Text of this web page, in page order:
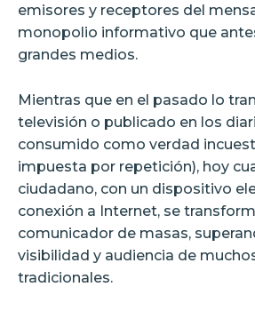
emisores y receptores del
monopolio informativo que
grandes medios.
Mientras que en el pasado lo
televisión o publicado en los
consumido como verdad
impuesta por repetición), hoy
ciudadano, con un dispositivo
conexión a Internet, se
comunicador de masas,
visibilidad y audiencia de
tradicionales.